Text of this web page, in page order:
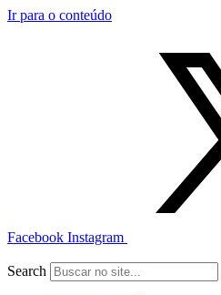
Ir para o conteúdo
Facebook Instagram
Search